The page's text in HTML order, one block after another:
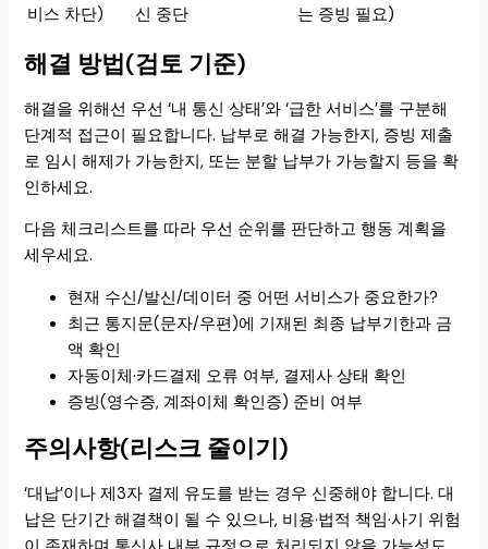
비스 차단)
신 중단
는 증빙 필요)
해결 방법(검토 기준)
해결을 위해선 우선 ‘내 통신 상태’와 ‘급한 서비스’를 구분해
단계적 접근이 필요합니다. 납부로 해결 가능한지, 증빙 제출
로 임시 해제가 가능한지, 또는 분할 납부가 가능할지 등을 확
인하세요.
다음 체크리스트를 따라 우선 순위를 판단하고 행동 계획을
세우세요.
현재 수신/발신/데이터 중 어떤 서비스가 중요한가?
최근 통지문(문자/우편)에 기재된 최종 납부기한과 금
액 확인
자동이체·카드결제 오류 여부, 결제사 상태 확인
증빙(영수증, 계좌이체 확인증) 준비 여부
주의사항(리스크 줄이기)
‘대납’이나 제3자 결제 유도를 받는 경우 신중해야 합니다. 대
납은 단기간 해결책이 될 수 있으나, 비용·법적 책임·사기 위험